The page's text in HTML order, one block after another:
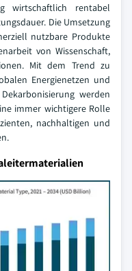
wirtschaftlich rentabel
Die Umsetzung
nutzbare Produkte
von Wissenschaft,
Mit dem Trend zu
Energienetzen und
werden
immer wichtigere Rolle
nachhaltigen und